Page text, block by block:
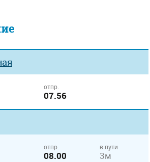
отпр.
07.56
отпр.
08.00
в пути
3м